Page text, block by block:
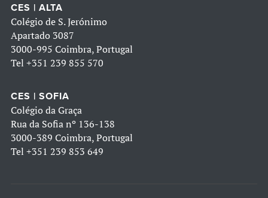
CES | ALTA
Colégio de S. Jerónimo
Apartado 3087
3000-995 Coimbra, Portugal
Tel +351 239 855 570
CES | SOFIA
Colégio da Graça
Rua da Sofia nº 136-138
3000-389 Coimbra, Portugal
Tel +351 239 853 649